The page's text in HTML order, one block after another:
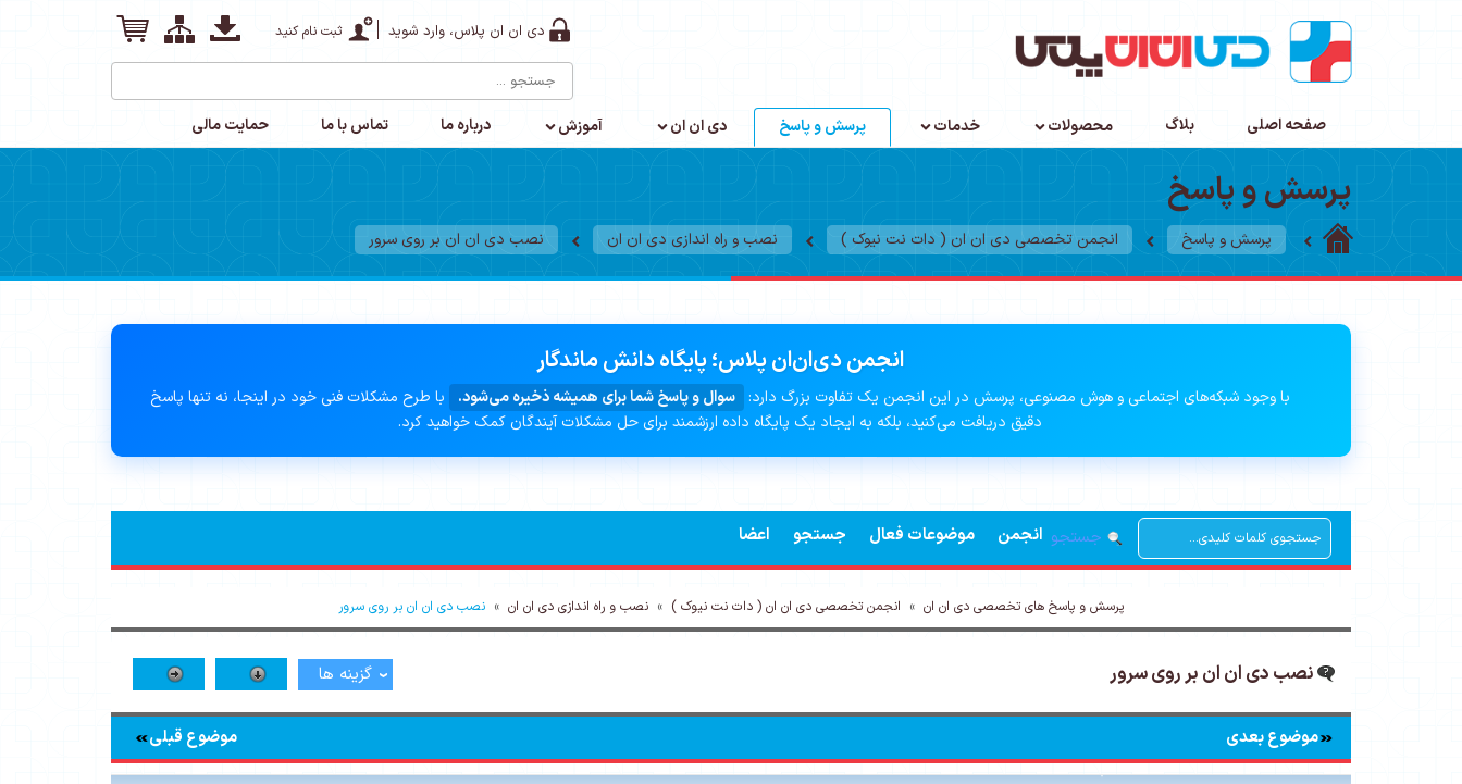
دی ان ان پلاس، وارد شوید ثبت نام کنید
صفحه اصلی بلاگ محصولات خدمات پرسش و پاسخ دی ان ان آموزش درباره ما تماس با ما حمایت مالی
پرسش و پاسخ
پرسش و پاسخ انجمن تخصصی دی ان ان ( دات نت نیوک ) نصب و راه اندازی دی ان ان نصب دی ان ان بر روی سرور
انجمن دی‌ان‌ان پلاس؛ پایگاه دانش ماندگار
با وجود شبکه‌های اجتماعی و هوش مصنوعی، پرسش در این انجمن یک تفاوت بزرگ دارد: سوال و پاسخ شما برای همیشه ذخیره می‌شود.
با طرح مشکلات فنی خود در اینجا، نه تنها پاسخ
دقیق دریافت می‌کنید، بلکه به ایجاد یک پایگاه داده ارزشمند برای حل مشکلات آیندگان کمک خواهید کرد.
انجمن موضوعات فعال جستجو اعضا جستجو
پرسش و پاسخ های تخصصی دی ان ان » انجمن تخصصی دی ان ان ( دات نت نیوک ) » نصب و راه اندازی دی ان ان » نصب دی ان ان بر روی سرور
نصب دی ان ان بر روی سرور گزینه ها
موضوع قبلی موضوع بعدی